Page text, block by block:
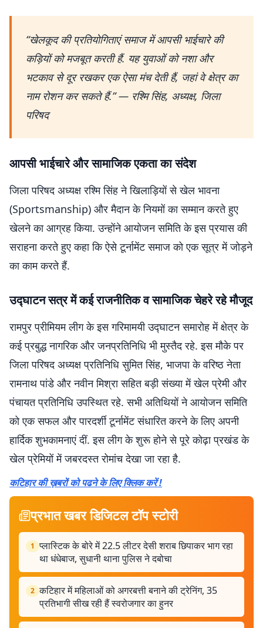
“खेलकूद की प्रतियोगिताएं समाज में आपसी भाईचारे की
कड़ियों को मजबूत करती हैं. यह युवाओं को नशा और
भटकाव से दूर रखकर एक ऐसा मंच देती हैं, जहां वे क्षेत्र का
नाम रोशन कर सकते हैं.” — रश्मि सिंह, अध्यक्ष, जिला
परिषद
आपसी भाईचारे और सामाजिक एकता का संदेश
जिला परिषद अध्यक्ष रश्मि सिंह ने खिलाड़ियों से खेल भावना
(Sportsmanship) और मैदान के नियमों का सम्मान करते हुए
खेलने का आग्रह किया. उन्होंने आयोजन समिति के इस प्रयास की
सराहना करते हुए कहा कि ऐसे टूर्नामेंट समाज को एक सूत्र में जोड़ने
का काम करते हैं.
उद्घाटन सत्र में कई राजनीतिक व सामाजिक चेहरे रहे मौजूद
रामपुर प्रीमियम लीग के इस गरिमामयी उद्घाटन समारोह में क्षेत्र के
कई प्रबुद्ध नागरिक और जनप्रतिनिधि भी मुस्तैद रहे. इस मौके पर
जिला परिषद अध्यक्ष प्रतिनिधि सुमित सिंह, भाजपा के वरिष्ठ नेता
रामनाथ पांडे और नवीन मिश्रा सहित बड़ी संख्या में खेल प्रेमी और
पंचायत प्रतिनिधि उपस्थित रहे. सभी अतिथियों ने आयोजन समिति
को एक सफल और पारदर्शी टूर्नामेंट संधारित करने के लिए अपनी
हार्दिक शुभकामनाएं दीं. इस लीग के शुरू होने से पूरे कोढ़ा प्रखंड के
खेल प्रेमियों में जबरदस्त रोमांच देखा जा रहा है.
कटिहार की ख़बरों को पढने के लिए क्लिक करें !
प्रभात खबर डिजिटल टॉप स्टोरी
1 प्लास्टिक के बोरे में 22.5 लीटर देसी शराब छिपाकर भाग रहा
था धंधेबाज, सुधानी थाना पुलिस ने दबोचा
2 कटिहार में महिलाओं को अगरबत्ती बनाने की ट्रेनिंग, 35
प्रतिभागी सीख रही हैं स्वरोजगार का हुनर